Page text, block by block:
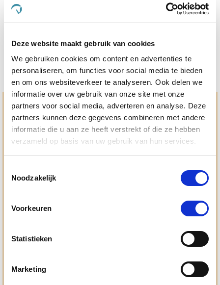
Deze website maakt gebruik van cookies
We gebruiken cookies om content en advertenties te
personaliseren, om functies voor social media te bieden
en om ons websiteverkeer te analyseren. Ook delen we
informatie over uw gebruik van onze site met onze
partners voor social media, adverteren en analyse. Deze
partners kunnen deze gegevens combineren met andere
informatie die u aan ze heeft verstrekt of die ze hebben
verzameld op basis van uw gebruik van hun services.
Noodzakelijk
Voorkeuren
Statistieken
Marketing
Hulp en advies nodig?
Jouw paard gezond houden en krijgen. Dat is waar we het
gedreven door onze visie: het leveren van producten van
topkwaliteit, uitgebreide informatieverstrekking en
beloven en rusten pas als jij tevreden bent; dat menen we en
dat checken we ook.
Ma. t/m vrij 8:30 - 17:30 uur
advies@paardendrogist.nl